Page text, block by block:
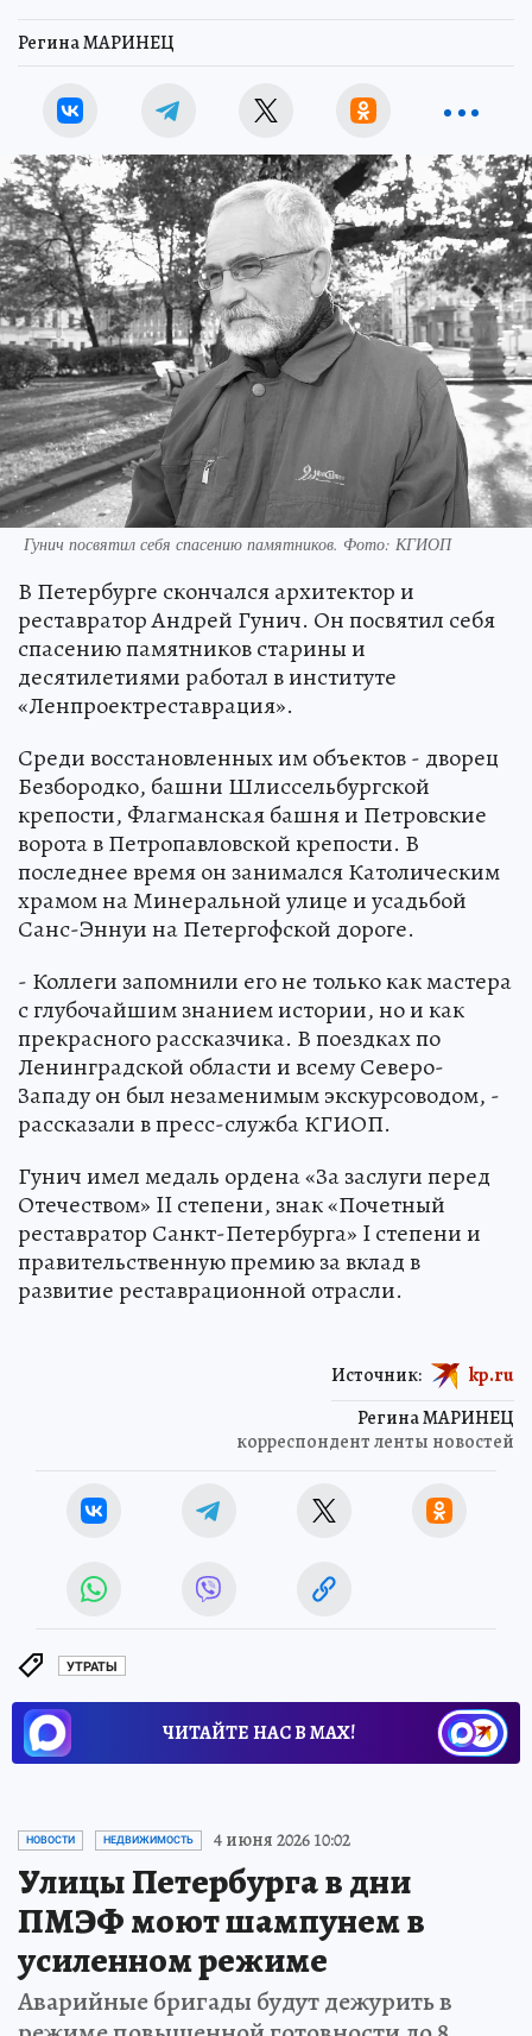
Регина МАРИНЕЦ
Гунич посвятил себя спасению памятников. Фото: КГИОП
В Петербурге скончался архитектор и
реставратор Андрей Гунич. Он посвятил себя
спасению памятников старины и
десятилетиями работал в институте
«Ленпроектреставрация».
Среди восстановленных им объектов - дворец
Безбородко, башни Шлиссельбургской
крепости, Флагманская башня и Петровские
ворота в Петропавловской крепости. В
последнее время он занимался Католическим
храмом на Минеральной улице и усадьбой
Санс-Эннуи на Петергофской дороге.
- Коллеги запомнили его не только как мастера
с глубочайшим знанием истории, но и как
прекрасного рассказчика. В поездках по
Ленинградской области и всему Северо-
Западу он был незаменимым экскурсоводом, -
рассказали в пресс-служба КГИОП.
Гунич имел медаль ордена «За заслуги перед
Отечеством» II степени, знак «Почетный
реставратор Санкт-Петербурга» I степени и
правительственную премию за вклад в
развитие реставрационной отрасли.
Регина МАРИНЕЦ
корреспондент ленты новостей
Источник: kp.ru
УТРАТЫ
ЧИТАЙТЕ НАС В МАХ!
НОВОСТИ НЕДВИЖИМОСТЬ 4 июня 2026 10:02
Улицы Петербурга в дни
ПМЭФ моют шампунем в
усиленном режиме
Аварийные бригады будут дежурить в